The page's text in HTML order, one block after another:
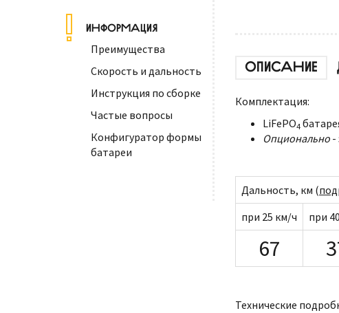
ИНФОРМАЦИЯ
Преимущества
Скорость и дальность
Инструкция по сборке
Частые вопросы
Конфигуратор формы
батареи
ОПИСАНИЕ
Комплектация:
LiFePO4
Опционально -
Дальность, км (
при 25 км/ч
при
67
Технические